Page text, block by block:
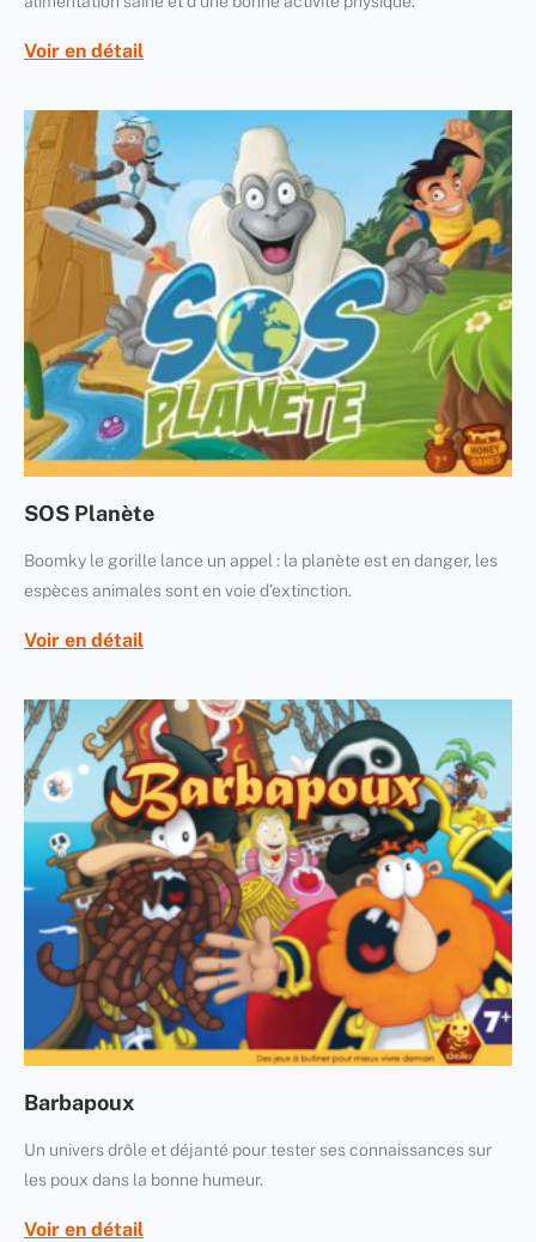
Voir en détail
SOS Planète
Boomky le gorille lance un appel : la planète est en danger, les
espèces animales sont en voie d’extinction.
Voir en détail
Barbapoux
Un univers drôle et déjanté pour tester ses connaissances sur
les poux dans la bonne humeur.
Voir en détail